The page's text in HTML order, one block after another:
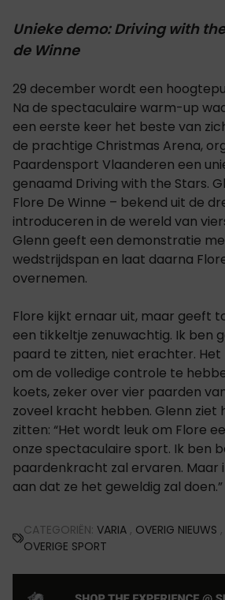
Unieke demo: Driving with
de Winne
29 december wordt een
Na de spectaculaire warm-up
een eerste keer het beste van
de prachtige Christmas Arena,
Paardensport Vlaanderen een
genaamd Driving with the Stars.
Flore De Winne – bekend uit de
introduceren in de wereld van
Glenn geeft een demonstratie
wedstrijdspan en laat daarna
overnemen.
Flore kijkt ernaar uit, maar geeft
een tikkeltje zenuwachtig. Ik ben
paard te zitten, niet erachter. Het
om de volledige controle te
koets, zeker over vier paarden
zoveel kracht hebben. Glenn ziet
zitten: “Het wordt leuk om Flore
onze spectaculaire sport. Ik ben
paardenkracht zal ervaren. Maar
aan dat ze het geweldig zal doen.”
CATEGORIËN: VARIA , OVERIG NIEUWS ,
OVERIGE SPORT